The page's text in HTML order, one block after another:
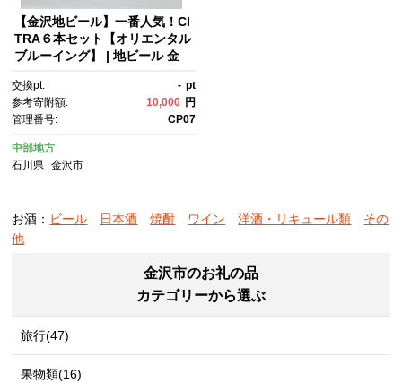
【金沢地ビール】一番人気！CI
TRA６本セット【オリエンタル
ブルーイング】 | 地ビール 金
ト クラフトビール 飲み比べ 父
の日 プレゼント 地元産 ふるさ
と納税 石川県 ビールセット 香
り豊か ホップフレーバー クラ
フト醸造 生産 六本 地域特産
品 石川 金沢 加賀百万石 加
交換pt: - pt
参考寄附額:
10,000 円
管理番号:
CP07
中部地方
石川県
金沢市
お酒： ビール 日本酒 焼酎 ワイン 洋酒・リキュール類
その
他
金沢市のお礼の品
カテゴリーから選ぶ
旅行(47)
果物類(16)